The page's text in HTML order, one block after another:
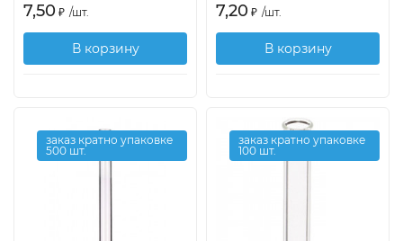
7,50 ₽ /шт.
В корзину
7,20 ₽ /шт.
В корзину
заказ кратно упаковке
500 шт.
заказ кратно упаковке
100 шт.